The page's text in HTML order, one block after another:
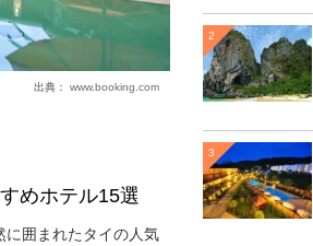
出典： www.booking.com
めホテル15選
に囲まれたタイの人気
2
3